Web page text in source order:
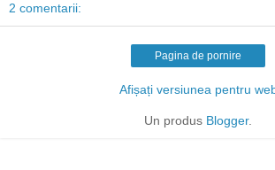
2 comentarii:
Pagina de pornire
Afișați versiunea pentru
Un produs Blogger.